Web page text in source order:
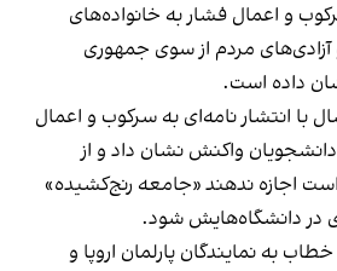
و اعمال فشار به خانواده‌های
مردم از سوی جمهوری
داده است.
با انتشار نامه‌ای به سرکوب و اعمال
واکنش نشان داد و از
اجازه ندهند «جامعه رنج‌کشیده»
به نمایندگان پارلمان اروپا و